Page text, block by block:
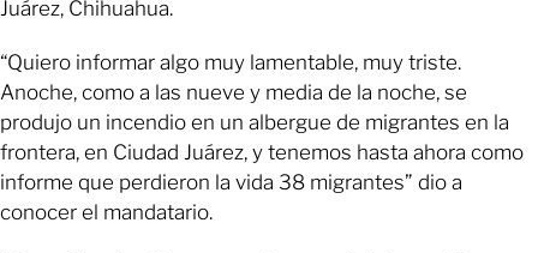
Juárez, Chihuahua.
“Quiero informar algo muy lamentable, muy triste.
Anoche, como a las nueve y media de la noche, se
produjo un incendio en un albergue de migrantes en la
frontera, en Ciudad Juárez, y tenemos hasta ahora como
informe que perdieron la vida 38 migrantes” dio a
conocer el mandatario.